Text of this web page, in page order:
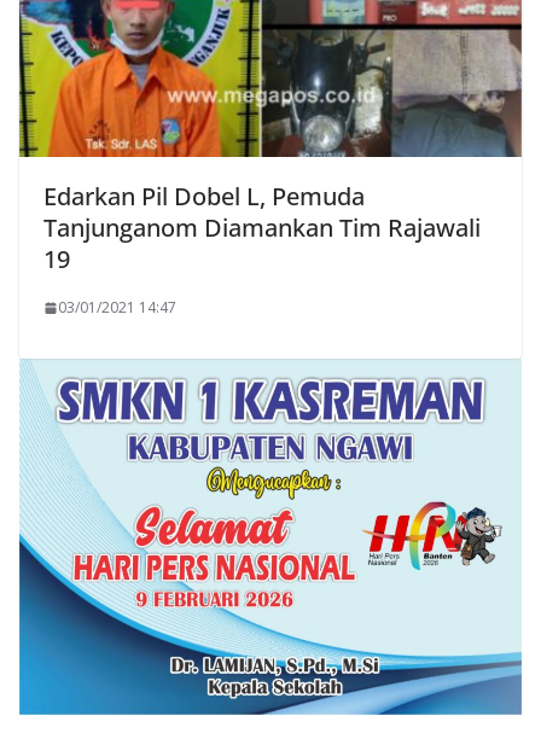
Edarkan Pil Dobel L, Pemuda
Tanjunganom Diamankan Tim Rajawali
19
03/01/2021 14:47